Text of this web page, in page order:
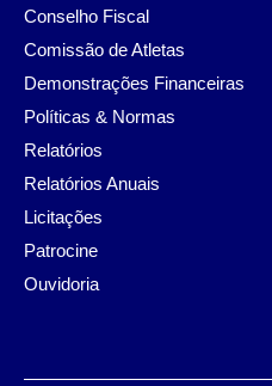
Conselho Fiscal
Comissão de Atletas
Demonstrações Financeiras
Políticas & Normas
Relatórios
Relatórios Anuais
Licitações
Patrocine
Ouvidoria